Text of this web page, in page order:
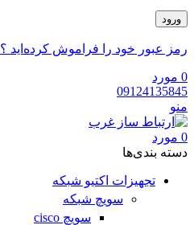
ورود
رمز عبور خود را فراموش کرده‌اید ؟
0 مورد
09124135845
منو
0 مورد
دسته‌ بندی‌ها
تجهیزات اکتیو شبکه
سویچ شبکه
سویچ cisco